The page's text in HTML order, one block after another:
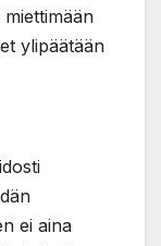
ylipäätään
ei aina